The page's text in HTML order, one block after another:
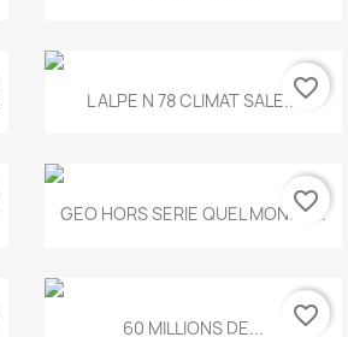
 Aperçu rapide
L ALPE N 78 CLIMAT SALE...favorite_border
Aperçu rapide
GEO HORS SERIE QUEL MONDE...
favorite_border
Aperçu rapide
60 MILLIONS DE... favorite_border